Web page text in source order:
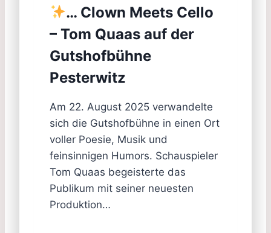
… Clown Meets Cello
– Tom Quaas auf der
Gutshofbühne
Pesterwitz
Am 22. August 2025 verwandelte
sich die Gutshofbühne in einen Ort
voller Poesie, Musik und
feinsinnigen Humors. Schauspieler
Tom Quaas begeisterte das
Publikum mit seiner neuesten
Produktion…